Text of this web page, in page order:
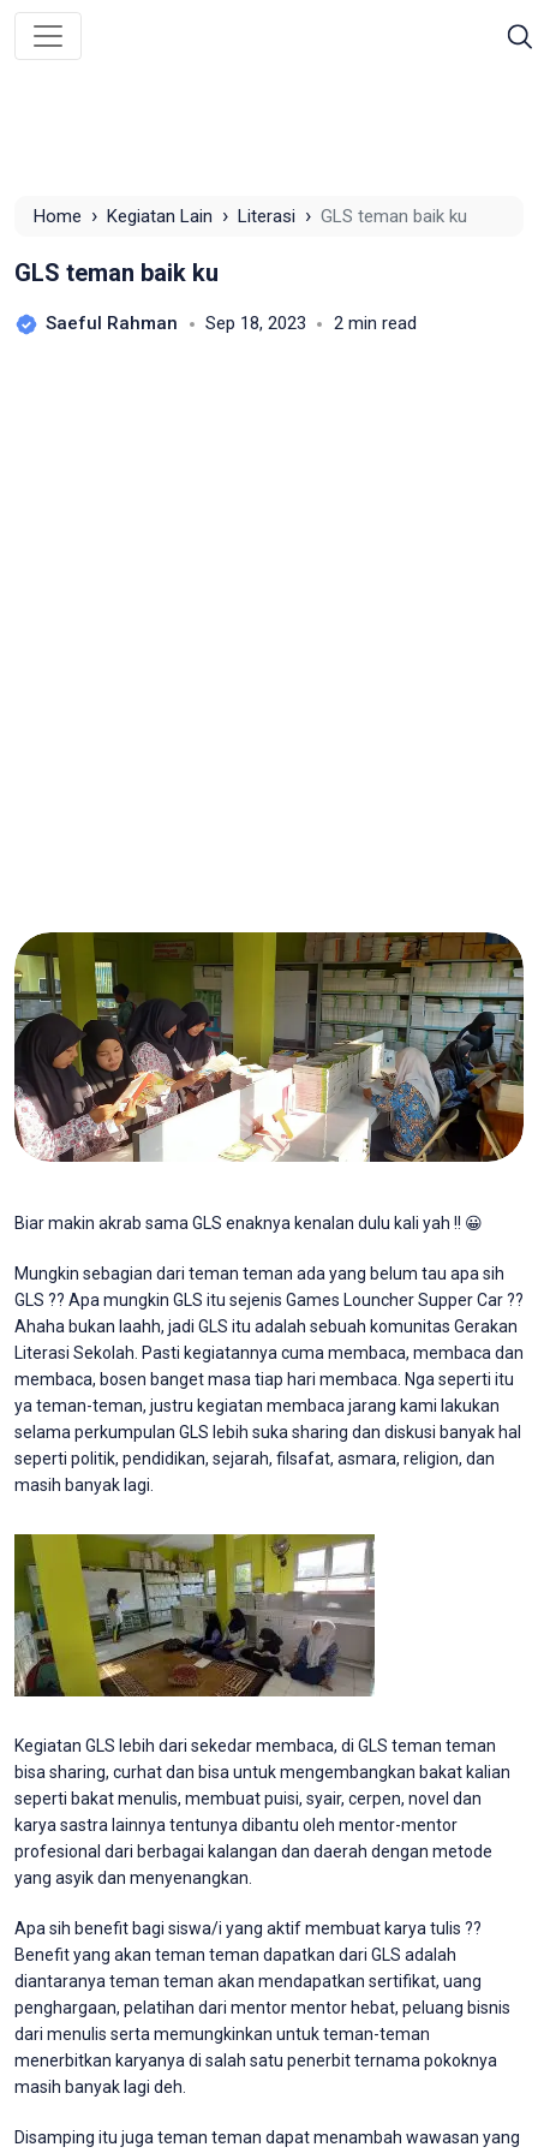
Home › Kegiatan Lain › Literasi › GLS teman baik ku
GLS teman baik ku
Saeful Rahman Sep 18, 2023 2 min read
Biar makin akrab sama GLS enaknya kenalan dulu kali yah !! 😀
Mungkin sebagian dari teman teman ada yang belum tau apa sih
GLS ?? Apa mungkin GLS itu sejenis Games Louncher Supper Car ??
Ahaha bukan laahh, jadi GLS itu adalah sebuah komunitas Gerakan
Literasi Sekolah. Pasti kegiatannya cuma membaca, membaca dan
membaca, bosen banget masa tiap hari membaca. Nga seperti itu
ya teman-teman, justru kegiatan membaca jarang kami lakukan
selama perkumpulan GLS lebih suka sharing dan diskusi banyak hal
seperti politik, pendidikan, sejarah, filsafat, asmara, religion, dan
masih banyak lagi.
Kegiatan GLS lebih dari sekedar membaca, di GLS teman teman
bisa sharing, curhat dan bisa untuk mengembangkan bakat kalian
seperti bakat menulis, membuat puisi, syair, cerpen, novel dan
karya sastra lainnya tentunya dibantu oleh mentor-mentor
profesional dari berbagai kalangan dan daerah dengan metode
yang asyik dan menyenangkan.
Apa sih benefit bagi siswa/i yang aktif membuat karya tulis ??
Benefit yang akan teman teman dapatkan dari GLS adalah
diantaranya teman teman akan mendapatkan sertifikat, uang
penghargaan, pelatihan dari mentor mentor hebat, peluang bisnis
dari menulis serta memungkinkan untuk teman-teman
menerbitkan karyanya di salah satu penerbit ternama pokoknya
masih banyak lagi deh.
Disamping itu juga teman teman dapat menambah wawasan yang